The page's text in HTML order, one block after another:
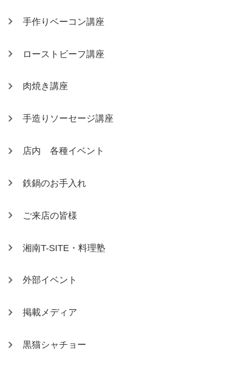
手作りベーコン講座
ローストビーフ講座
肉焼き講座
手造りソーセージ講座
店内 各種イベント
鉄鍋のお手入れ
ご来店の皆様
湘南T-SITE・料理塾
外部イベント
掲載メディア
黒猫シャチョー